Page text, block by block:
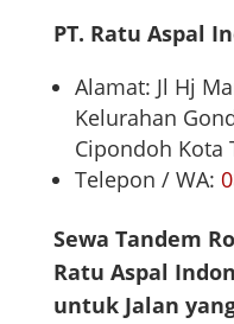
PT. Ratu Aspal
Alamat: Jl Hj
Kelurahan
Cipondoh Kota
Telepon / WA:
Sewa Tandem
Ratu Aspal
untuk Jalan